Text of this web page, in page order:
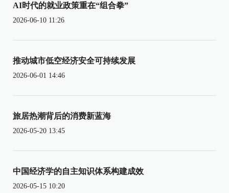
AI时代的就业政策重在“组合拳”
2026-06-10 11:26
推动城市低空经济安全可持续发展
2026-06-01 14:46
旅居热潮背后的消费新蓝海
2026-05-20 13:45
中国经济学的自主知识体系构建成效
2026-05-15 10:20